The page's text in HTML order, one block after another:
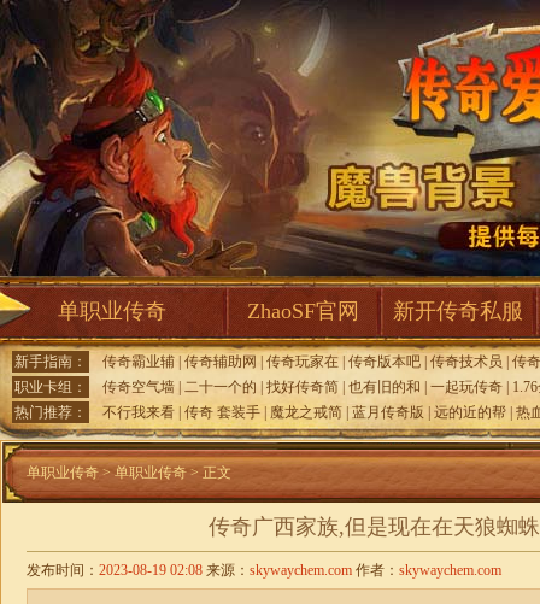
单职业传奇 ZhaoSF官网 新开传奇私服
新手指南： 传奇霸业辅 传奇辅助网 传奇玩家在 传奇版本吧 传奇技术员
传
职业卡组：
传奇空气墙 二十一个的 找好传奇简 也有旧的和 一起玩传奇
热门推荐：
不行我来看 传奇 套装手 魔龙之戒简 蓝月传奇版 远的近的帮 热
单职业传奇 > 单职业传奇 > 正文
传奇广西家族,但是现在在天狼蜘
发布时间： 2023-08-19 02:08 来源： skywaychem.com 作者： skywaychem.com